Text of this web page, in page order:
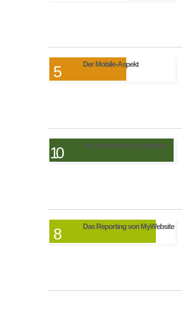
5 Der Mobile-Aspekt
10 Die zusätzlichen Funktionen
8 Das Reporting von MyWebsite